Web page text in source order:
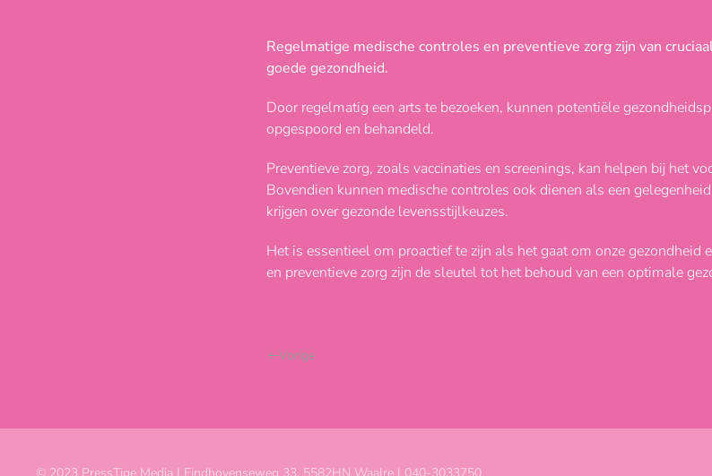
Regelmatige medische controles en preventieve zorg zijn van
goede gezondheid.
Door regelmatig een arts te bezoeken, kunnen potentiële
opgespoord en behandeld.
Preventieve zorg, zoals vaccinaties en screenings, kan helpen bij het
Bovendien kunnen medische controles ook dienen als een
krijgen over gezonde levensstijlkeuzes.
Het is essentieel om proactief te zijn als het gaat om onze gezondheid
en preventieve zorg zijn de sleutel tot het behoud van een optimale
Vorige